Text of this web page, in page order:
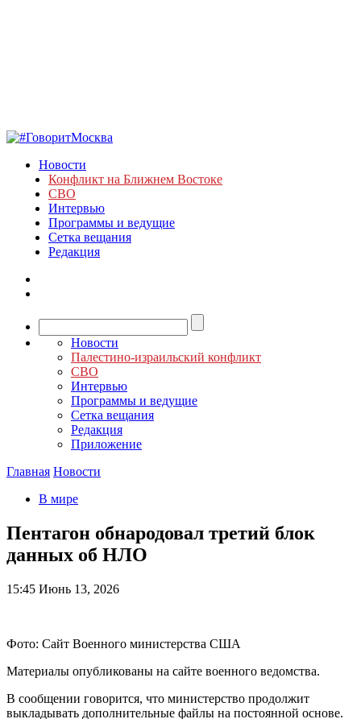
Новости
Конфликт на Ближнем Востоке
СВО
Интервью
Программы и ведущие
Сетка вещания
Редакция
Новости
Палестино-израильский конфликт
СВО
Интервью
Программы и ведущие
Сетка вещания
Редакция
Приложение
Главная Новости
В мире
Пентагон обнародовал третий блок
данных об НЛО
15:45 Июнь 13, 2026
Фото: Сайт Военного министерства США
Материалы опубликованы на сайте военного ведомства.
В сообщении говорится, что министерство продолжит
выкладывать дополнительные файлы на постоянной основе.